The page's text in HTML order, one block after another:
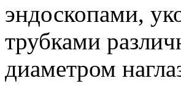
эндоскопами,
трубками
диаметром